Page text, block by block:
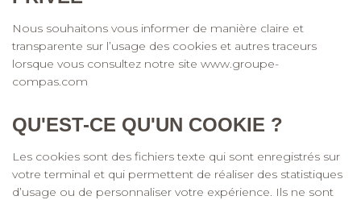
Nous souhaitons vous informer de manière claire et
transparente sur l’usage des cookies et autres traceurs
lorsque vous consultez notre site www.groupe-
compas.com
QU'EST-CE QU'UN COOKIE ?
Les cookies sont des fichiers texte qui sont enregistrés sur
votre terminal et qui permettent de réaliser des statistiques
d’usage ou de personnaliser votre expérience. Ils ne sont